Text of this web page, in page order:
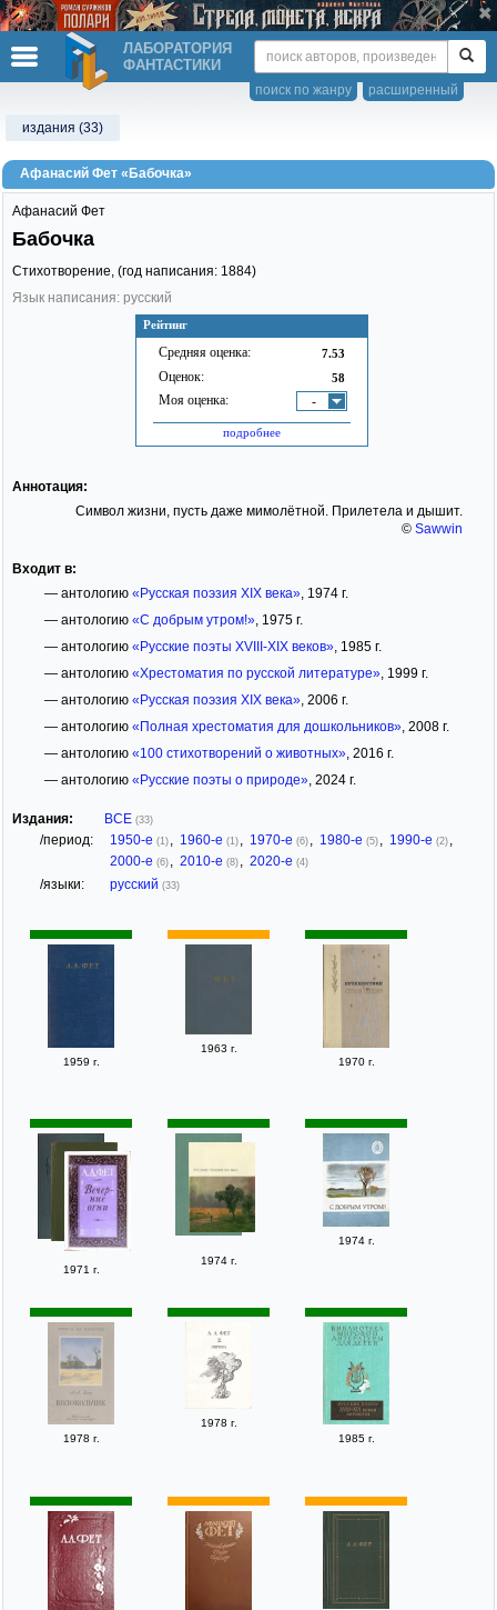
ЛАБОРАТОРИЯ
ФАНТАСТИКИ
расширенный
поиск по жанру
издания (33)
Афанасий Фет «Бабочка»
Рейтинг
Средняя оценка: 7.53
Оценок: 58
Моя оценка: -
подробнее
Афанасий Фет
Бабочка
Стихотворение, (год написания: 1884)
Язык написания: русский
Аннотация:
Символ жизни, пусть даже мимолётной. Прилетела и дышит.
© Sawwin
Входит в:
— антологию «Русская поэзия XIX века», 1974 г.
— антологию «С добрым утром!», 1975 г.
— антологию «Русские поэты XVIII-XIX веков», 1985 г.
— антологию «Хрестоматия по русской литературе», 1999 г.
— антологию «Русская поэзия XIX века», 2006 г.
— антологию «Полная хрестоматия для дошкольников», 2008 г.
— антологию «100 стихотворений о животных», 2016 г.
— антологию «Русские поэты о природе», 2024 г.
Издания: ВСЕ (33)
/период: 1950-е (1) 1960-е (1) 1970-е (6) 1980-е (5) 1990-е (2)
2000-е (6) 2010-е (8) 2020-е (4)
/языки: русский (33)
1959 г.
1963 г.
1970 г.
1971 г.
1974 г.
1974 г.
1978 г.
1978 г.
1985 г.